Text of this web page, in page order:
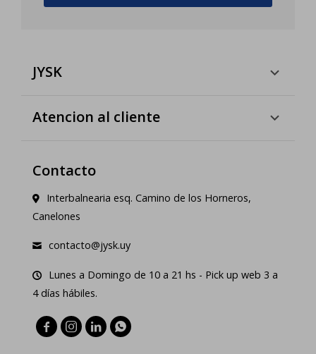
JYSK
Atencion al cliente
Contacto
Interbalnearia esq. Camino de los Horneros,
Canelones
contacto@jysk.uy
Lunes a Domingo de 10 a 21 hs - Pick up web 3 a
4 días hábiles.
   